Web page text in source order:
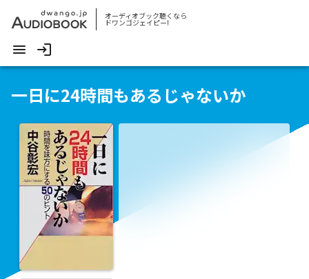
オーディオブック聴くなら
ドワンゴジェイピー!
一日に24時間もあるじゃないか